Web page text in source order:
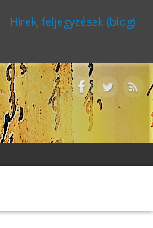
Hírek, feljegyzések (blog)